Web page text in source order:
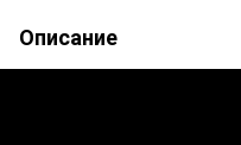
Описание